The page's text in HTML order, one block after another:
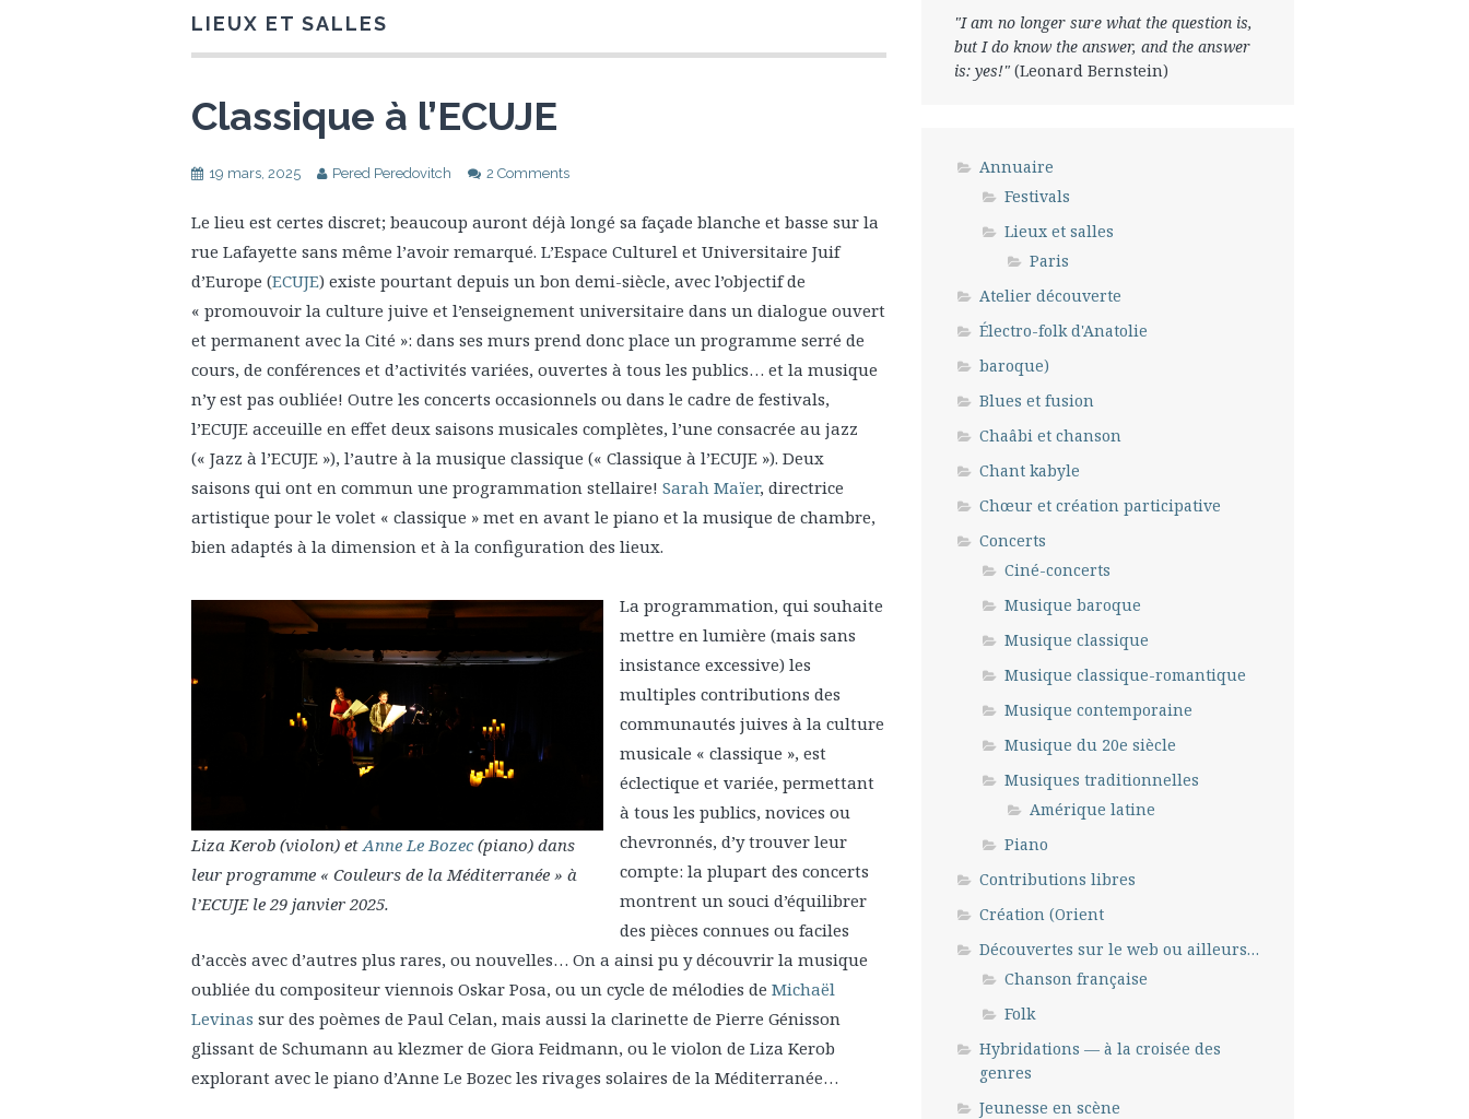
LIEUX ET SALLES
Classique à l’ECUJE
19 mars, 2025 Pered Peredovitch 2 Comments
Le lieu est certes discret; beaucoup auront déjà longé sa façade blanche et basse sur la
rue Lafayette sans même l’avoir remarqué. L’Espace Culturel et Universitaire Juif
d’Europe (ECUJE) existe pourtant depuis un bon demi-siècle, avec l’objectif de
« promouvoir la culture juive et l’enseignement universitaire dans un dialogue ouvert
et permanent avec la Cité »: dans ses murs prend donc place un programme serré de
cours, de conférences et d’activités variées, ouvertes à tous les publics… et la musique
n’y est pas oubliée! Outre les concerts occasionnels ou dans le cadre de festivals,
l’ECUJE acceuille en effet deux saisons musicales complètes, l’une consacrée au jazz
(« Jazz à l’ECUJE »), l’autre à la musique classique (« Classique à l’ECUJE »). Deux
saisons qui ont en commun une programmation stellaire! Sarah Maïer, directrice
artistique pour le volet « classique » met en avant le piano et la musique de chambre,
bien adaptés à la dimension et à la configuration des lieux.
Liza Kerob (violon) et Anne Le Bozec(piano) dans
leur programme « Couleurs de la Méditerranée » à
l’ECUJE le 29 janvier 2025.
La programmation, qui souhaite
mettre en lumière (mais sans
insistance excessive) les
multiples contributions des
communautés juives à la culture
musicale « classique », est
éclectique et variée, permettant
à tous les publics, novices ou
chevronnés, d’y trouver leur
compte: la plupart des concerts
montrent un souci d’équilibrer
des pièces connues ou faciles
d’accès avec d’autres plus rares, ou nouvelles… On a ainsi pu y découvrir la musique
oubliée du compositeur viennois Oskar Posa, ou un cycle de mélodies de Michaël
Levinas sur des poèmes de Paul Celan, mais aussi la clarinette de Pierre Génisson
glissant de Schumann au klezmer de Giora Feidmann, ou le violon de Liza Kerob
explorant avec le piano d’Anne Le Bozec les rivages solaires de la Méditerranée…
"I am no longer sure what the question is,
but I do know the answer, and the answer
is: yes!" (Leonard Bernstein)
Annuaire
Festivals
Lieux et salles
Paris
Atelier découverte
Électro-folk d'Anatolie
baroque)
Blues et fusion
Chaâbi et chanson
Chant kabyle
Chœur et création participative
Concerts
Ciné-concerts
Musique baroque
Musique classique
Musique classique-romantique
Musique contemporaine
Musique du 20e siècle
Musiques traditionnelles
Amérique latine
Piano
Contributions libres
Création (Orient
Découvertes sur le web ou ailleurs…
Chanson française
Folk
Hybridations — à la croisée des
genres
Jeunesse en scène